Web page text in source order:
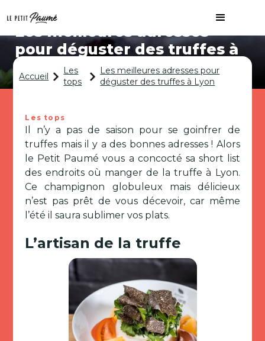
Les meilleures adresses
pour déguster des truffes à
Accueil
Les
tops
Les meilleures adresses pour
déguster des truffes à Lyon
Les tops
Il n’y a pas de saison pour se goinfrer de
truffes mais il y a des bonnes adresses ! Alors
le Petit Paumé vous a concocté sa short list
des endroits où manger de la truffe à Lyon.
Ce champignon globuleux mais délicieux
n’est pas prêt de vous décevoir, car même
l’été il saura sublimer vos plats.
L’artisan de la truffe